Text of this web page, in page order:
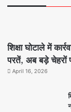
शिक्षा घोटाले में
परतें, अब बड़े चेहरों
April 16, 2026